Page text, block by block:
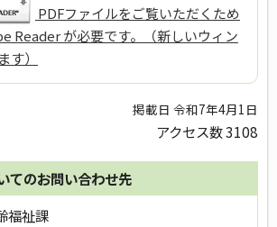
PDFファイルをご覧いただくため
Reader が必要です。（新しいウィン
す）
掲載日 令和7年4月1日
アクセス数3108
てのお問い合わせ先
福祉課